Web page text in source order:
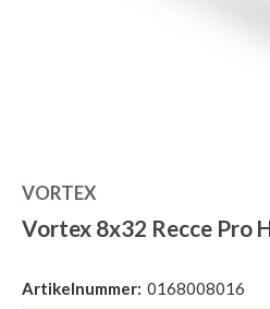
VORTEX
Vortex 8x32 Recce Pro
Artikelnummer: 0168008016